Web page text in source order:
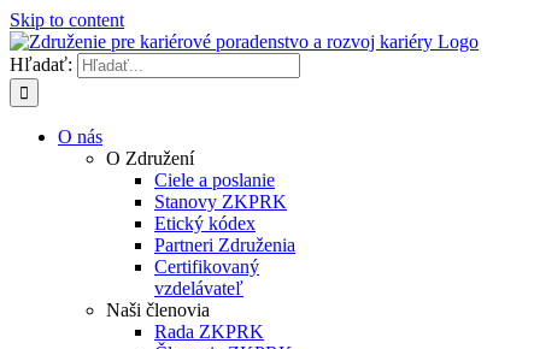
Skip to content
Hľadať:
O nás
O Združení
Ciele a poslanie
Stanovy ZKPRK
Etický kódex
Partneri Združenia
Certifikovaný
vzdelávateľ
Naši členovia
Rada ZKPRK